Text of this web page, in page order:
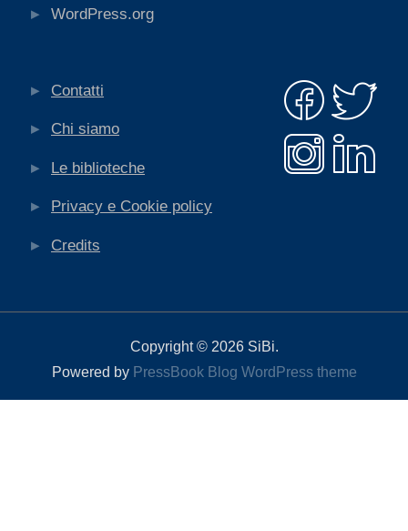
WordPress.org
Contatti
Chi siamo
Le biblioteche
Privacy e Cookie policy
Credits
Copyright © 2026 SiBi.
Powered by PressBook Blog WordPress theme